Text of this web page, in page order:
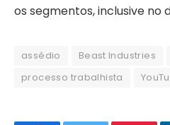
os segmentos, inclusive no
assédio Beast Industries
processo trabalhista